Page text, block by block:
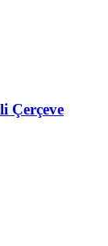
Çerçeve